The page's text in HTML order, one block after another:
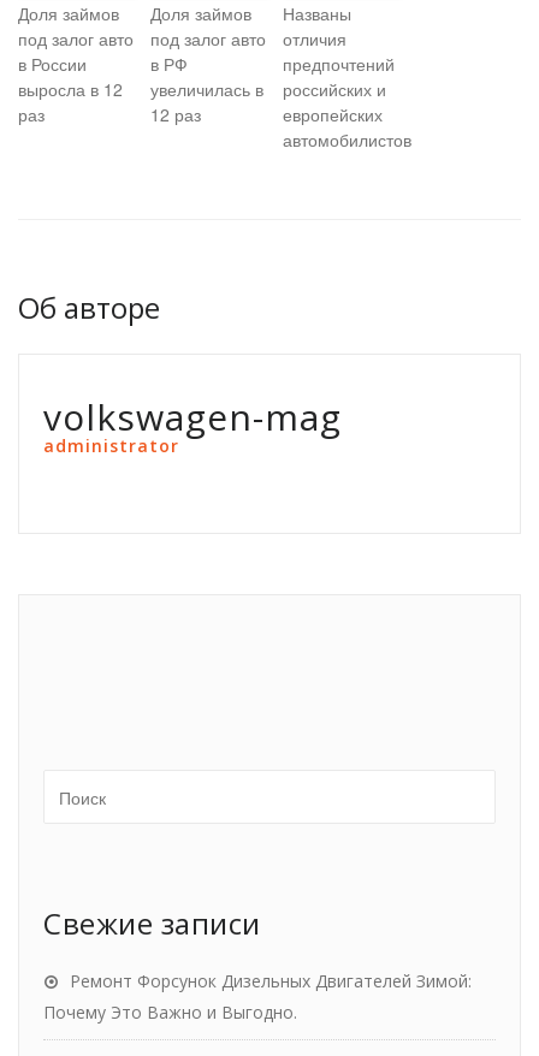
Доля займов
под залог авто
в России
выросла в 12
раз
Доля займов
под залог авто
в РФ
увеличилась в
12 раз
Названы
отличия
предпочтений
российских и
европейских
автомобилистов
Об авторе
volkswagen-mag
administrator
Свежие записи
Ремонт Форсунок Дизельных Двигателей Зимой:
Почему Это Важно и Выгодно.